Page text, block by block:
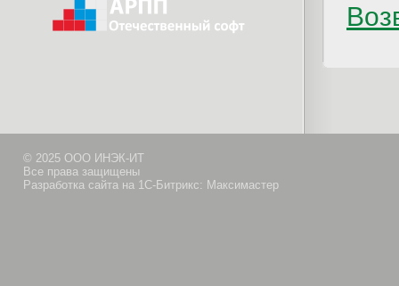
© 2025 ООО ИНЭК-ИТ
Все права защищены
Разработка сайта на 1С-Битрикс: Максимастер